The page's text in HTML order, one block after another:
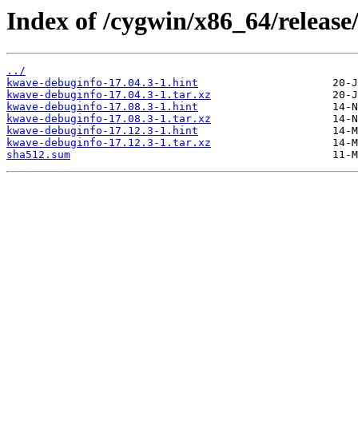
Index of /cygwin/x86_64/
../
kwave-debuginfo-17.04.3-1.hint
kwave-debuginfo-17.04.3-1.tar.xz
kwave-debuginfo-17.08.3-1.hint
kwave-debuginfo-17.08.3-1.tar.xz
kwave-debuginfo-17.12.3-1.hint
kwave-debuginfo-17.12.3-1.tar.xz
sha512.sum